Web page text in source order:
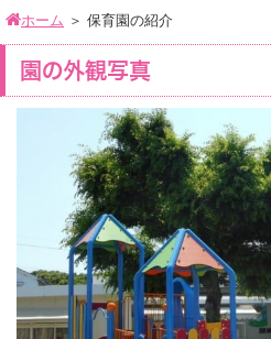
ホーム ＞ 保育園の紹介
園の外観写真